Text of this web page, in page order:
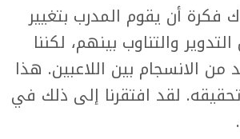
فكرة أن يقوم المدرب بتغيير
والتناوب بينهم، لكننا
من الانسجام بين اللاعبين. هذا
لقد افتقرنا إلى ذلك في